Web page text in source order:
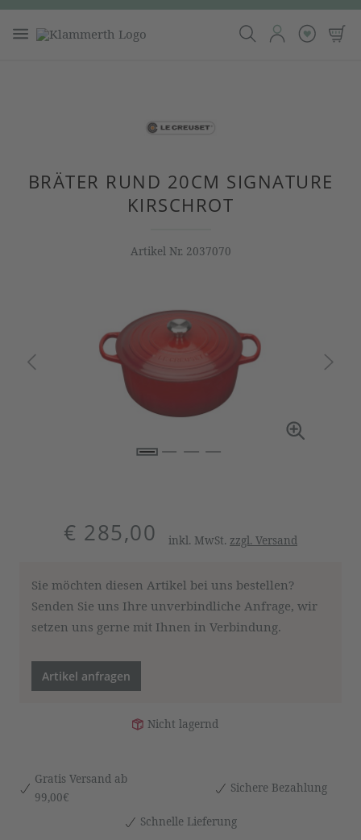
BRÄTER RUND 20CM SIGNATURE
KIRSCHROT
Artikel Nr. 2037070
€ 285,00 inkl. MwSt. zzgl. Versand
Sie möchten diesen Artikel bei uns bestellen?
Senden Sie uns Ihre unverbindliche Anfrage, wir
setzen uns gerne mit Ihnen in Verbindung.
Artikel anfragen
Nicht lagernd
Gratis Versand ab
99,00€
Sichere Bezahlung
Schnelle Lieferung